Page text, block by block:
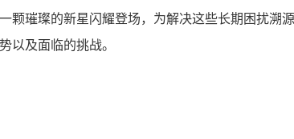
璀璨的新星闪耀登场，为解决这些长期困扰溯
以及面临的挑战。